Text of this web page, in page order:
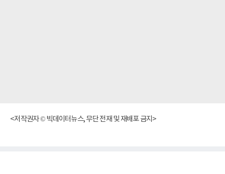
<저작권자 © 빅데이터뉴스, 무단 전재 및 재배포 금지>